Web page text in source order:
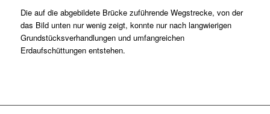
Die auf die abgebildete Brücke zuführende Wegstrecke, von der
das Bild unten nur wenig zeigt, konnte nur nach langwierigen
Grundstücksverhandlungen und umfangreichen
Erdaufschüttungen entstehen.